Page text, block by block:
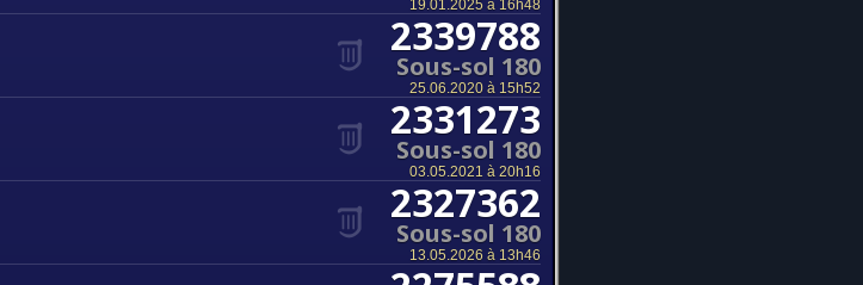
19.01.2025 à 16h48
2339788
Sous-sol 180
25.06.2020 à 15h52
2331273
Sous-sol 180
03.05.2021 à 20h16
2327362
Sous-sol 180
13.05.2026 à 13h46